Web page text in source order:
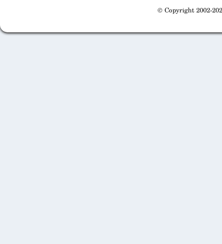
© Copyright 2002-